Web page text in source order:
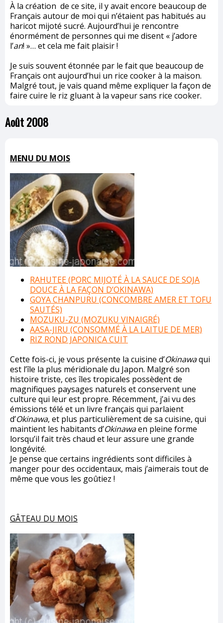
À la création de ce site, il y avait encore beaucoup de
Français autour de moi qui n’étaient pas habitués au
haricot mijoté sucré. Aujourd’hui je rencontre
énormément de personnes qui me disent « j’adore
l’an! »… et cela me fait plaisir !
Je suis souvent étonnée par le fait que beaucoup de
Français ont aujourd’hui un rice cooker à la maison.
Malgré tout, je vais quand même expliquer la façon de
faire cuire le riz gluant à la vapeur sans rice cooker.
Août 2008
MENU DU MOIS
RAHUTEE (PORC MIJOTÉ À LA SAUCE DE SOJA
DOUCE À LA FAÇON D’OKINAWA)
GOYA CHANPURU (CONCOMBRE AMER ET TOFU
SAUTÉS)
MOZUKU-ZU (MOZUKU VINAIGRÉ)
AASA-JIRU (CONSOMMÉ À LA LAITUE DE MER)
RIZ ROND JAPONICA CUIT
Cette fois-ci, je vous présente la cuisine d’Okinawaqui
est l’île la plus méridionale du Japon. Malgré son
histoire triste, ces îles tropicales possèdent de
magnifiques paysages naturels et conservent une
culture qui leur est propre. Récemment, j’ai vu des
émissions télé et un livre français qui parlaient
d’Okinawa, et plus particulièrement de sa cuisine, qui
maintient les habitants d’Okinawaen pleine forme
lorsqu’il fait très chaud et leur assure une grande
longévité.
Je pense que certains ingrédients sont difficiles à
manger pour des occidentaux, mais j’aimerais tout de
même que vous les goûtiez !
GÂTEAU DU MOIS